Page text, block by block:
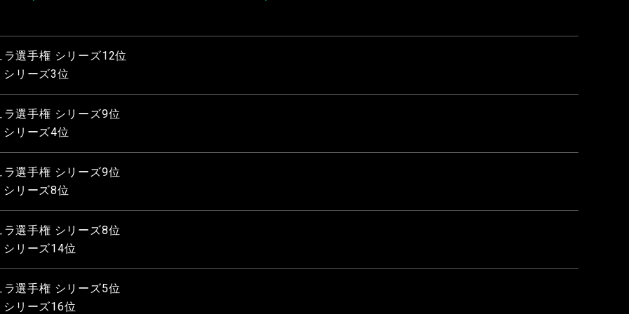
選手権 シリーズ12位
シリーズ3位
選手権 シリーズ9位
シリーズ4位
選手権 シリーズ9位
シリーズ8位
選手権 シリーズ8位
シリーズ14位
選手権 シリーズ5位
シリーズ16位